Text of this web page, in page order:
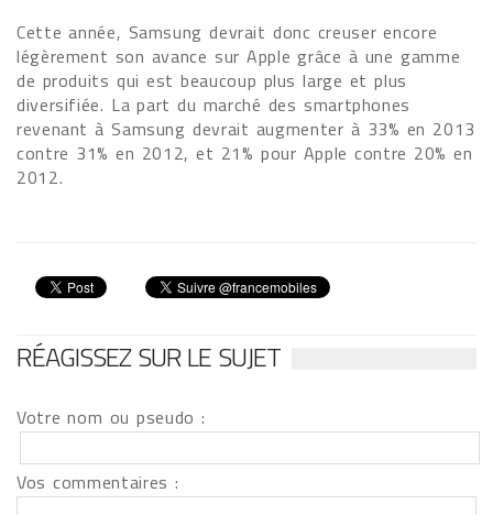
Cette année, Samsung devrait donc creuser encore
légèrement son avance sur Apple grâce à une gamme
de produits qui est beaucoup plus large et plus
diversifiée. La part du marché des smartphones
revenant à Samsung devrait augmenter à 33% en 2013
contre 31% en 2012, et 21% pour Apple contre 20% en
2012.
RÉAGISSEZ SUR LE SUJET
Votre nom ou pseudo :
Vos commentaires :